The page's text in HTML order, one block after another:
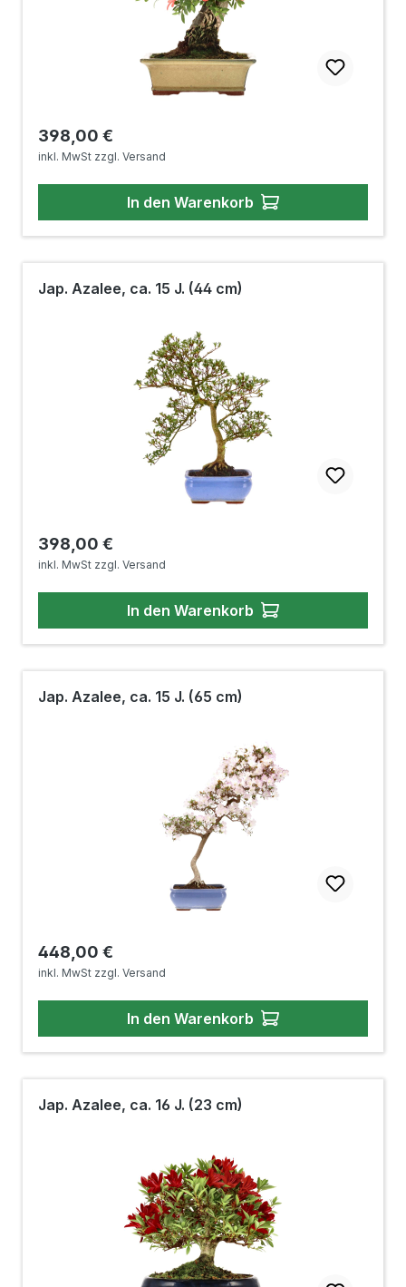
Regulärer Preis:
398,00 €
inkl. MwSt zzgl. Versand
In den Warenkorb
Jap. Azalee, ca. 15 J. (44 cm)
Regulärer Preis:
398,00 €
inkl. MwSt zzgl. Versand
In den Warenkorb
Jap. Azalee, ca. 15 J. (65 cm)
Regulärer Preis:
448,00 €
inkl. MwSt zzgl. Versand
In den Warenkorb
Jap. Azalee, ca. 16 J. (23 cm)